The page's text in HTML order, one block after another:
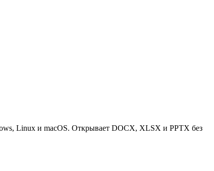
Linux и macOS. Открывает DOCX, XLSX и PPTX без